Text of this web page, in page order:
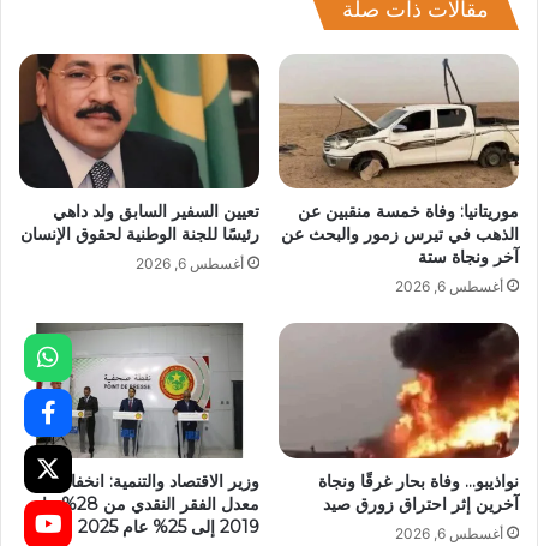
مقالات ذات صلة
موريتانيا: وفاة خمسة منقبين عن
الذهب في تيرس زمور والبحث عن
آخر ونجاة ستة
أغسطس 6, 2026
تعيين السفير السابق ولد داهي
رئيسًا للجنة الوطنية لحقوق الإنسان
أغسطس 6, 2026
نواذيبو… وفاة بحار غرقًا ونجاة
آخرين إثر احتراق زورق صيد
أغسطس 6, 2026
وزير الاقتصاد والتنمية: انخفاض
معدل الفقر النقدي من 28% عام
2019 إلى 25% عام 2025